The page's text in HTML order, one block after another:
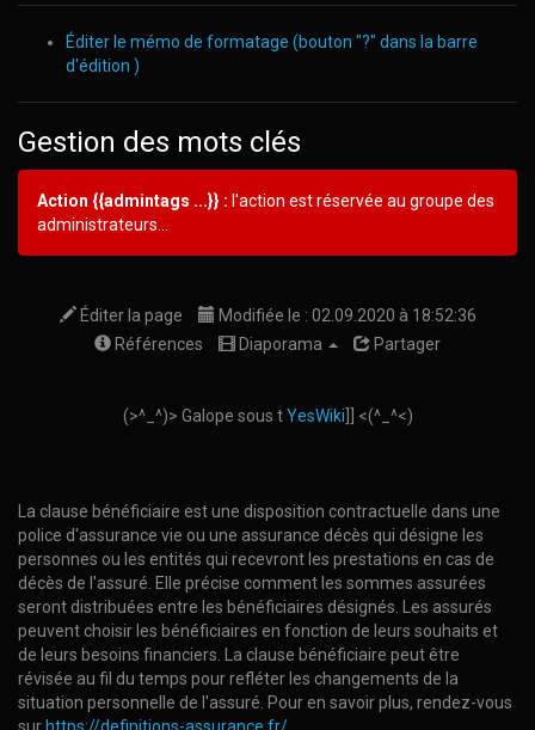
Éditer le mémo de formatage (bouton "?" dans la barre
d'édition )
Gestion des mots clés
Action {{admintags ...}} : l'action est réservée au groupe des
administrateurs...
Éditer la page
Modifiée le : 02.09.2020 à 18:52:36
Références
Diaporama Partager
(>^_^)> Galope sous tYesWiki ]] <(^_^<)
La clause bénéficiaire est une disposition contractuelle dans une
police d'assurance vie ou une assurance décès qui désigne les
personnes ou les entités qui recevront les prestations en cas de
décès de l'assuré. Elle précise comment les sommes assurées
seront distribuées entre les bénéficiaires désignés. Les assurés
peuvent choisir les bénéficiaires en fonction de leurs souhaits et
de leurs besoins financiers. La clause bénéficiaire peut être
révisée au fil du temps pour refléter les changements de la
situation personnelle de l'assuré. Pour en savoir plus, rendez-vous